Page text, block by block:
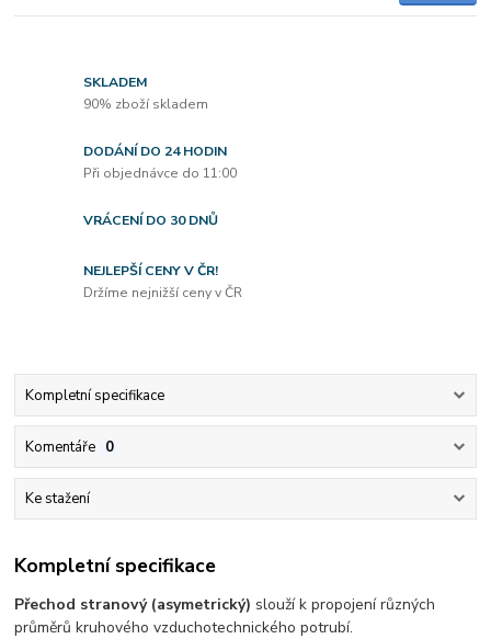
SKLADEM
90% zboží skladem
DODÁNÍ DO 24 HODIN
Při objednávce do 11:00
VRÁCENÍ DO 30 DNŮ
NEJLEPŠÍ CENY V ČR!
Držíme nejnižší ceny v ČR
Kompletní specifikace
Komentáře 0
Ke stažení
Kompletní specifikace
Přechod stranový (asymetrický) slouží k propojení různých
průměrů kruhového vzduchotechnického potrubí.